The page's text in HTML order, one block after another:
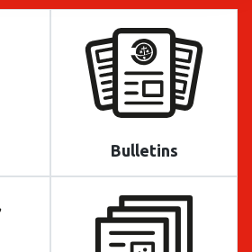
Bulletins